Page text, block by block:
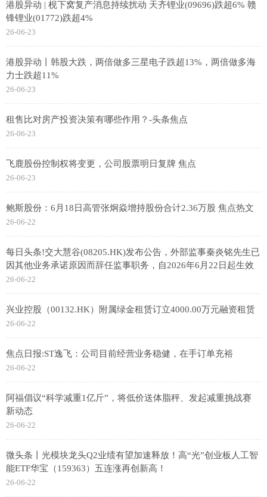
港股异动 | 枧下窝复产消息持续扰动 天齐锂业(09696)跌超6% 赣
锋锂业(01772)跌超4%
26-06-23
港股异动丨韩股大跌，两倍做多三星电子跌超13%，两倍做多海
力士跌超11%
26-06-23
租售比对房产投资决策有哪些作用？-头条焦点
26-06-23
飞鹿股份控制权将变更，公司股票明日复牌 焦点
26-06-23
鲍斯股份：6月18日高管张炯焱增持股份合计2.36万股 焦点热文
26-06-22
每日头条!交大慧谷(08205.HK)发布公告，外部监事秦炎铭先生已
因其他业务承诺原因而辞任监事职务，自2026年6月22日起生效
26-06-22
兴业控股（00132.HK）附属绿金租赁订立4000.00万元融资租赁
26-06-22
焦点日报:ST逸飞：公司目前经营业务稳健，在手订单充裕
26-06-22
阿福倡议“科学减重1亿斤”，将低价送体脂秤、发起减重挑战赛
新动态
26-06-22
微头条丨光模块龙头Q2业绩有望加速释放！高“光”创业板人工智
能ETF华宝（159363）五连涨再创新高！
26-06-22